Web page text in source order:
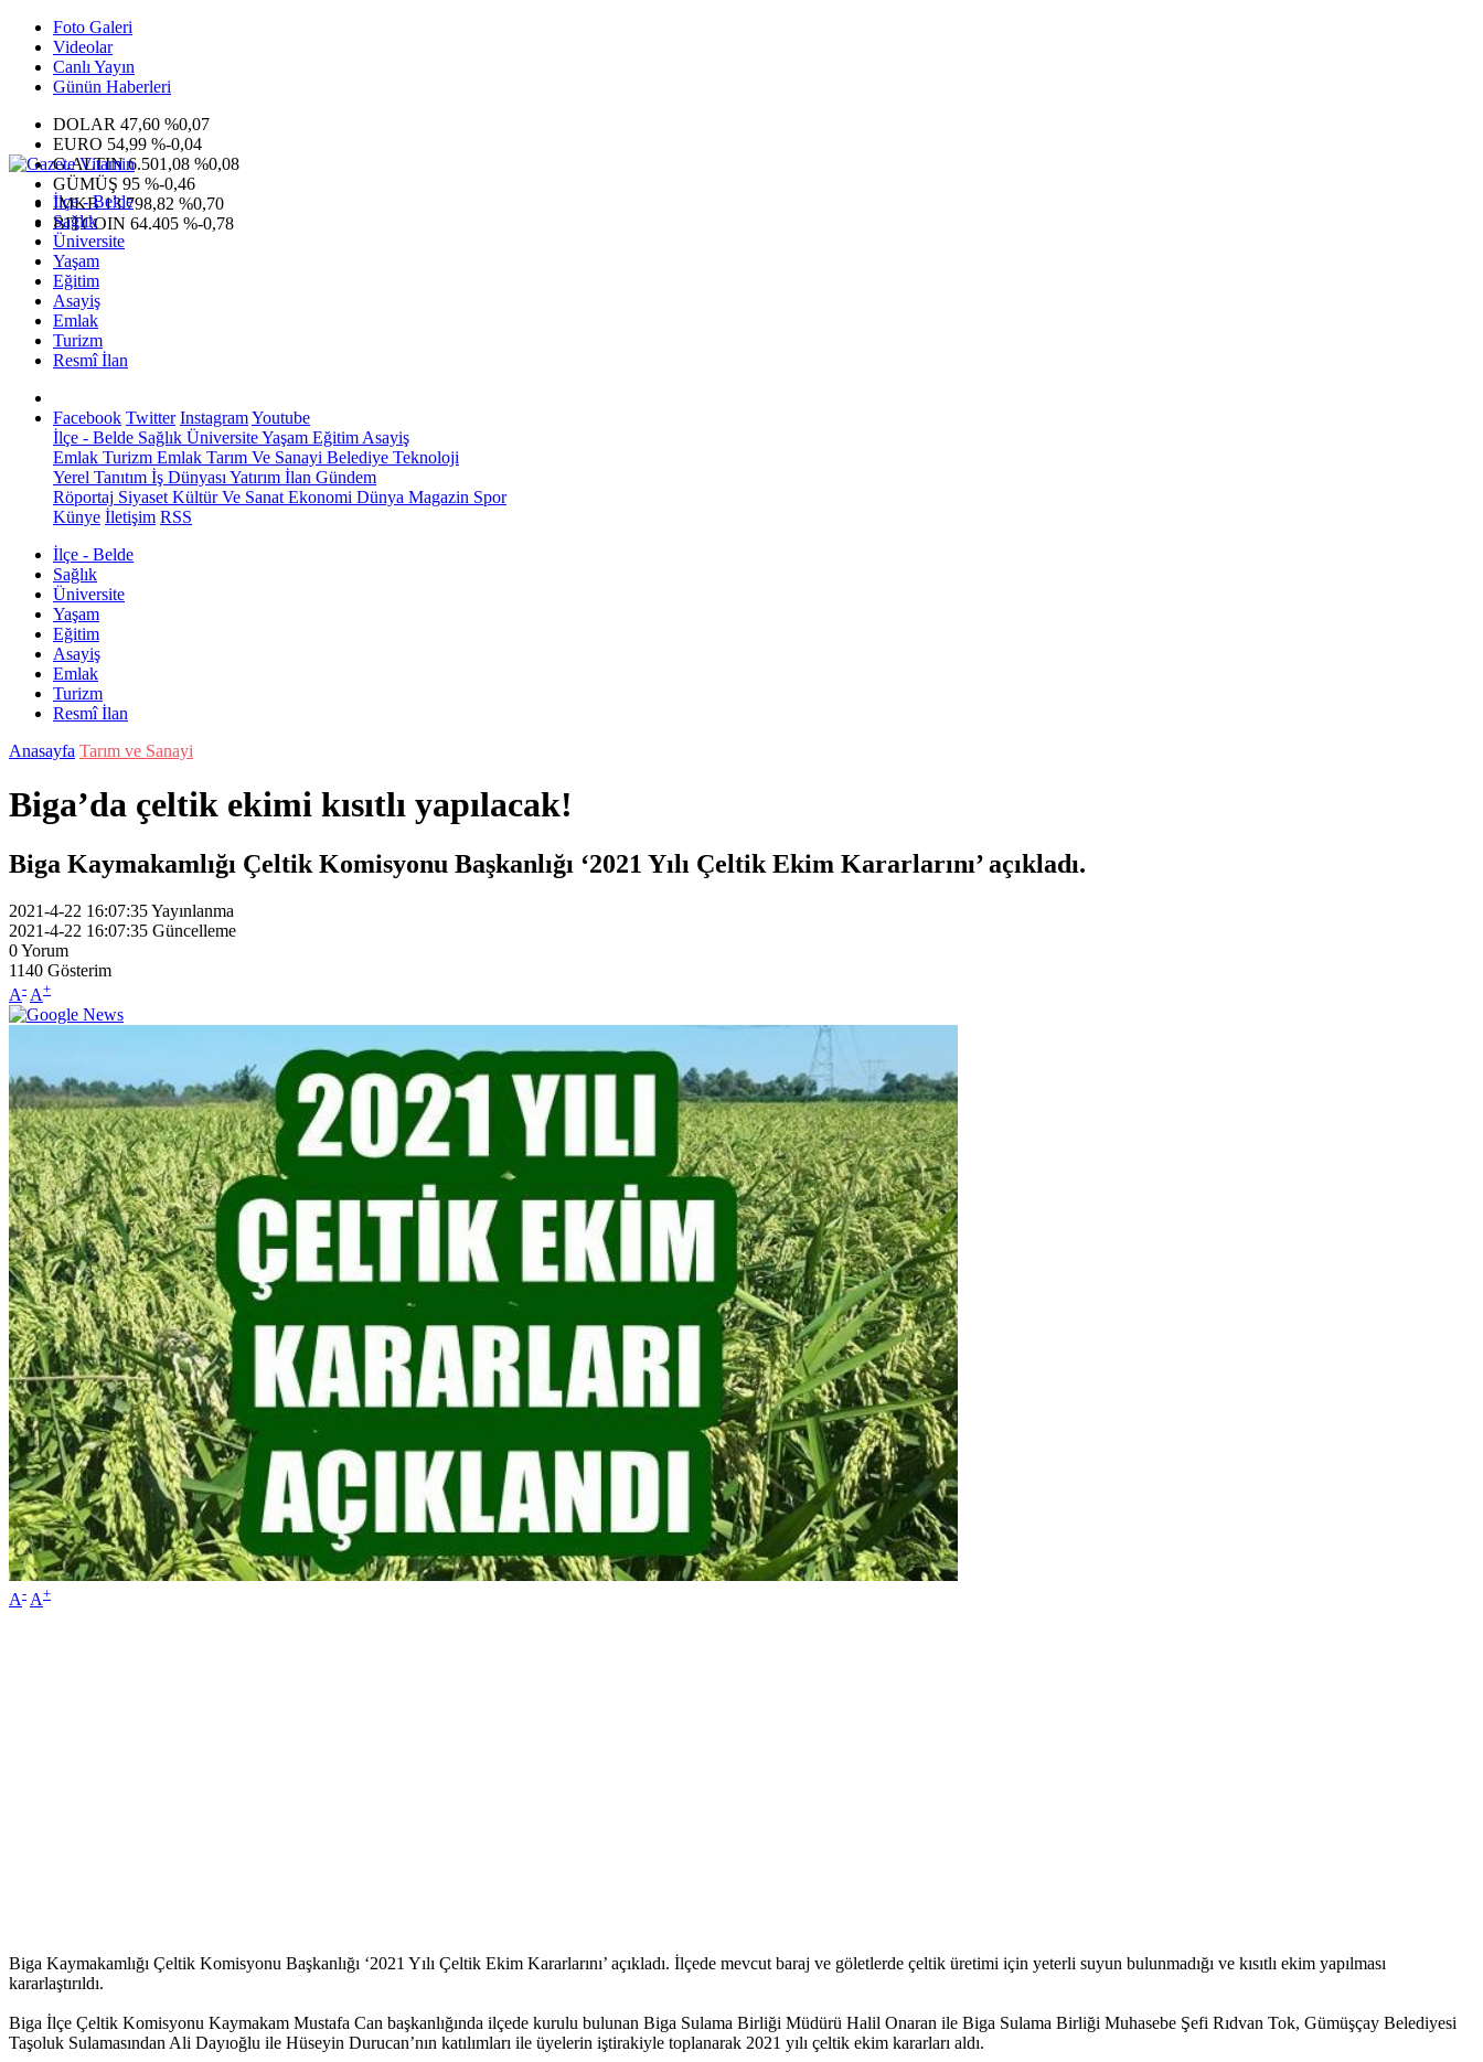
Foto Galeri
Videolar
Canlı Yayın
Günün Haberleri
DOLAR 47,60 %0,07
EURO 54,99 %-0,04
G.ALTIN6.501,08 %0,08
GÜMÜŞ 95 %-0,46
IMKB13.798,82 %0,70
BITCOIN 64.405 %-0,78
İlçe - Belde
Sağlık
Üniversite
Yaşam
Eğitim
Asayiş
Emlak
Turizm
Resmî İlan
Facebook Twitter InstagramYoutube
İlçe - Belde Sağlık ÜniversiteYaşam Eğitim Asayiş
Emlak Turizm Emlak Tarım Ve Sanayi Belediye Teknoloji
Yerel Tanıtım İş Dünyası Yatırım İlan Gündem
Röportaj Siyaset Kültür Ve Sanat Ekonomi Dünya Magazin Spor
Künye İletişim RSS
İlçe - Belde
Sağlık
Üniversite
Yaşam
Eğitim
Asayiş
Emlak
Turizm
Resmî İlan
Anasayfa Tarım ve Sanayi
Biga’da çeltik ekimi kısıtlı yapılacak!
Biga Kaymakamlığı Çeltik Komisyonu Başkanlığı ‘2021 Yılı Çeltik Ekim Kararlarını’ açıkladı.
2021-4-22 16:07:35Yayınlanma
2021-4-22 16:07:35 Güncelleme
0Yorum
1140 Gösterim
A- A+
A- A+
Biga Kaymakamlığı Çeltik Komisyonu Başkanlığı ‘2021 Yılı Çeltik Ekim Kararlarını’ açıkladı. İlçede mevcut baraj ve göletlerde çeltik üretimi için yeterli suyun bulunmadığı ve kısıtlı ekim yapılması
kararlaştırıldı.
Biga İlçe Çeltik Komisyonu Kaymakam Mustafa Can başkanlığında ilçede kurulu bulunan Biga Sulama Birliği Müdürü Halil Onaran ile Biga Sulama Birliği Muhasebe Şefi Rıdvan Tok, Gümüşçay Belediyesi
Taşoluk Sulamasından Ali Dayıoğlu ile Hüseyin Durucan’nın katılımları ile üyelerin iştirakiyle toplanarak 2021 yılı çeltik ekim kararları aldı.